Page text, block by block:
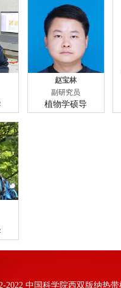
赵宝林
副研究员
植物学硕导
2022 中国科学院西双版纳热